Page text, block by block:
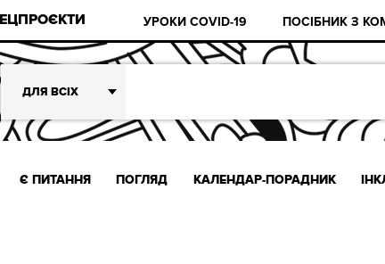
УРОКИ COVID-19 ПОСІБНИК З
ДЛЯ ВСІХ
Є ПИТАННЯ ПОГЛЯД КАЛЕНДАР-ПОРАДНИК